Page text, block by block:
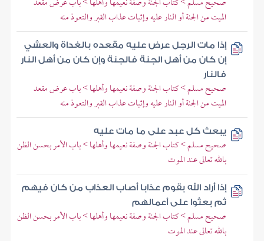
الميت من الجنة أو النار عليه وإثبات عذاب القبر والتعوذ منه
إذا مات الرجل عرض عليه مقعده بالغداة والعشي
إن كان من أهل الجنة فالجنة وإن كان من أهل النار
فالنار
صحيح مسلم > كتاب الجنة وصفة نعيمها وأهلها > باب عرض مقعد
الميت من الجنة أو النار عليه وإثبات عذاب القبر والتعوذ منه
يبعث كل عبد على ما مات عليه
صحيح مسلم > كتاب الجنة وصفة نعيمها وأهلها > باب الأمر بحسن الظن
بالله تعالى عند الموت
إذا أراد الله بقوم عذابا أصاب العذاب من كان فيهم
ثم بعثوا على أعمالهم
صحيح مسلم > كتاب الجنة وصفة نعيمها وأهلها > باب الأمر بحسن الظن
بالله تعالى عند الموت